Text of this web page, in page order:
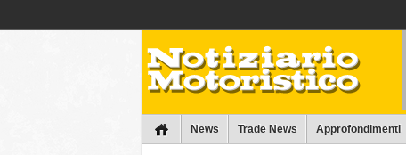
News Trade News Approfondimenti